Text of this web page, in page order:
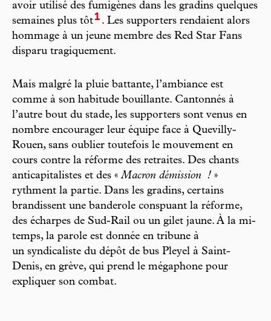
avoir utilisé des fumigènes dans les gradins quelques
semaines plus tôt1 . Les supporters rendaient alors
hommage à un jeune membre des Red Star Fans
disparu tragiquement.
Mais malgré la pluie battante, l’ambiance est
comme à son habitude bouillante. Cantonnés à
l’autre bout du stade, les supporters sont venus en
nombre encourager leur équipe face à Quevilly-
Rouen, sans oublier toutefois le mouvement en
cours contre la réforme des retraites. Des chants
anticapitalistes et des «Macron démission ! »
rythment la partie. Dans les gradins, certains
brandissent une banderole conspuant la réforme,
des écharpes de Sud-Rail ou un gilet jaune. À la mi-
temps, la parole est donnée en tribune à
un syndicaliste du dépôt de bus Pleyel à Saint-
Denis, en grève, qui prend le mégaphone pour
expliquer son combat.